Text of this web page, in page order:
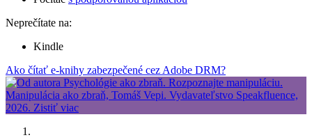
Neprečítate na:
Kindle
Ako čítať e-knihy zabezpečené cez Adobe DRM?